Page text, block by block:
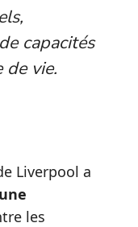
capacités
de vie.
Liverpool a
les